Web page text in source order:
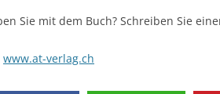
Sie mit dem Buch? Schreiben Sie
www.at-verlag.ch